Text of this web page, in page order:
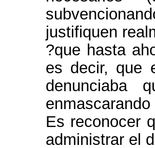
justifiquen
?que hasta
es decir, que
denunciaba
Es reconocer
administrar el